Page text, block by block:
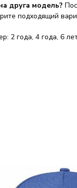
друга модель?
подходящий
2 года, 4 года, 6